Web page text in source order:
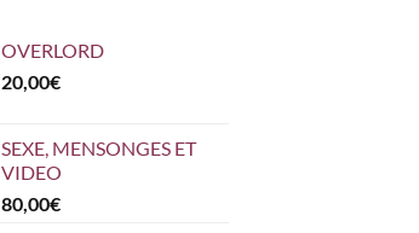
OVERLORD
20,00€
SEXE, MENSONGES ET
VIDEO
80,00€